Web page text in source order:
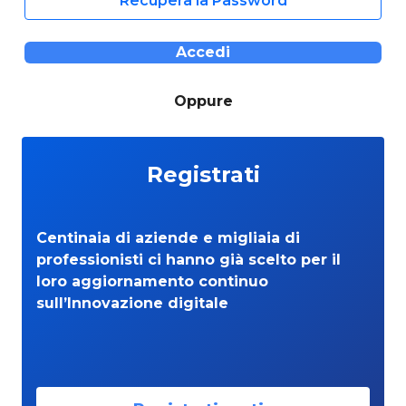
Accedi
Oppure
Registrati
Centinaia di aziende e migliaia di
professionisti ci hanno già scelto per il
loro aggiornamento continuo
sull’Innovazione digitale